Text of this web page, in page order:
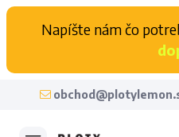
Napíšte nám čo